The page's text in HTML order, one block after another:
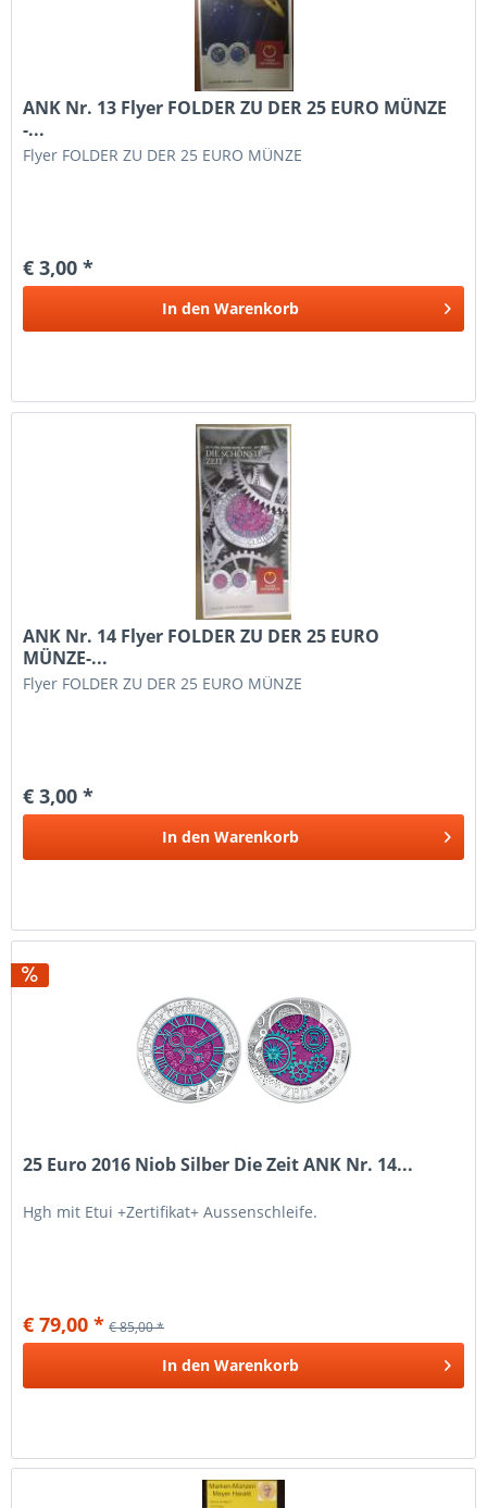
ANK Nr. 13 Flyer FOLDER ZU DER 25 EURO MÜNZE
-...
Flyer FOLDER ZU DER 25 EURO MÜNZE
€ 3,00 *
In den Warenkorb
ANK Nr. 14 Flyer FOLDER ZU DER 25 EURO
MÜNZE-...
Flyer FOLDER ZU DER 25 EURO MÜNZE
€ 3,00 *
In den Warenkorb
25 Euro 2016 Niob Silber Die Zeit ANK Nr. 14...
Hgh mit Etui +Zertifikat+ Aussenschleife.
€ 79,00 * € 85,00 *
In den Warenkorb